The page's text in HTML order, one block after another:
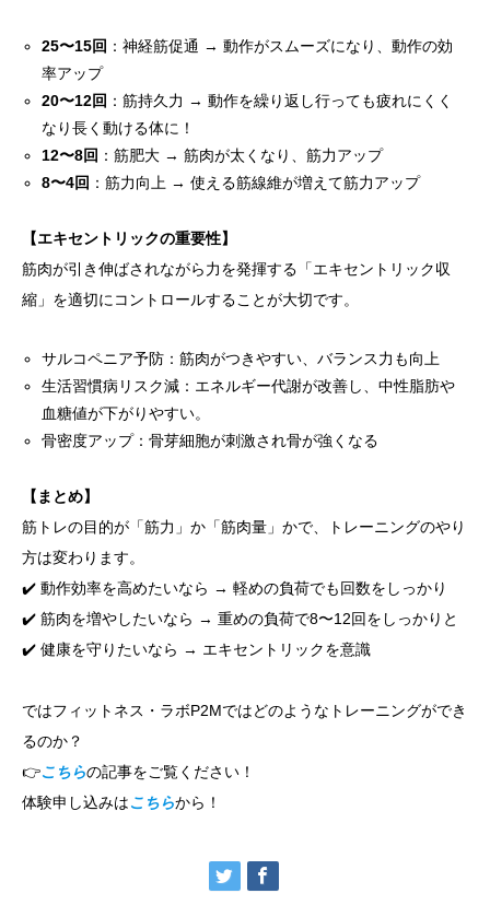
25〜15回 ：神経筋促通 → 動作がスムーズになり、動作の効
率アップ
20〜12回 ：筋持久力 → 動作を繰り返し行っても疲れにくく
なり長く動ける体に！
12〜8回 ：筋肥大 → 筋肉が太くなり、筋力アップ
8〜4回 ：筋力向上 → 使える筋線維が増えて筋力アップ
【エキセントリックの重要性】
筋肉が引き伸ばされながら力を発揮する「エキセントリック収
縮」を適切にコントロールすることが大切です。
サルコペニア予防：筋肉がつきやすい、バランス力も向上
生活習慣病リスク減：エネルギー代謝が改善し、中性脂肪や
血糖値が下がりやすい。
骨密度アップ：骨芽細胞が刺激され骨が強くなる
【まとめ】
筋トレの目的が「筋力」か「筋肉量」かで、トレーニングのやり
方は変わります。
✔️ 動作効率を高めたいなら → 軽めの負荷でも回数をしっかり
✔️ 筋肉を増やしたいなら → 重めの負荷で8〜12回をしっかりと
✔️ 健康を守りたいなら → エキセントリックを意識
ではフィットネス・ラボP2Mではどのようなトレーニングができ
るのか？
👉こちらの記事をご覧ください！
体験申し込みはこちらから！